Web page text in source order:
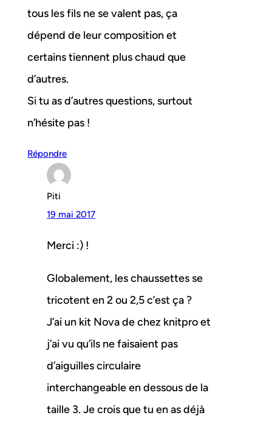
tous les fils ne se valent pas, ça
dépend de leur composition et
certains tiennent plus chaud que
d’autres.
Si tu as d’autres questions, surtout
n’hésite pas !
Répondre
Piti
19 mai 2017
Merci :) !
Globalement, les chaussettes se
tricotent en 2 ou 2,5 c’est ça ?
J’ai un kit Nova de chez knitpro et
j’ai vu qu’ils ne faisaient pas
d’aiguilles circulaire
interchangeable en dessous de la
taille 3. Je crois que tu en as déjà